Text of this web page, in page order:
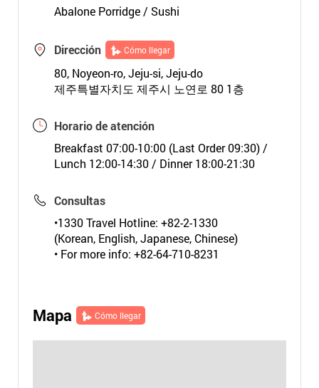
Abalone Porridge / Sushi
Dirección Cómo llegar
80, Noyeon-ro, Jeju-si, Jeju-do
제주특별자치도 제주시 노연로 80 1층
Horario de atención
Breakfast 07:00-10:00 (Last Order 09:30) /
Lunch 12:00-14:30 / Dinner 18:00-21:30
Consultas
•1330 Travel Hotline: +82-2-1330
(Korean, English, Japanese, Chinese)
• For more info: +82-64-710-8231
Mapa Cómo llegar